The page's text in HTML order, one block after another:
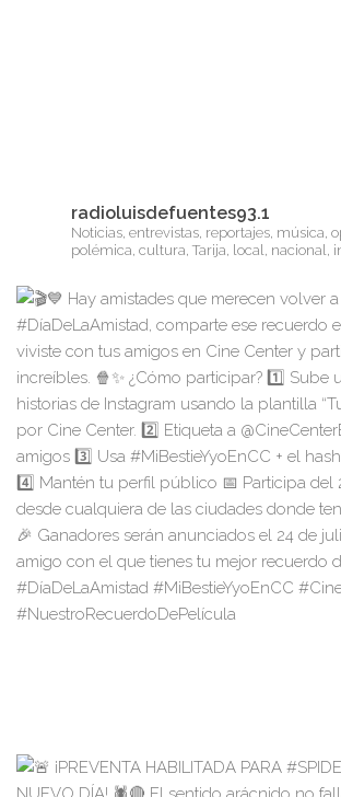
radioluisdefuentes93.1
Noticias, entrevistas, reportajes, música,
polémica, cultura, Tarija, local, nacional,